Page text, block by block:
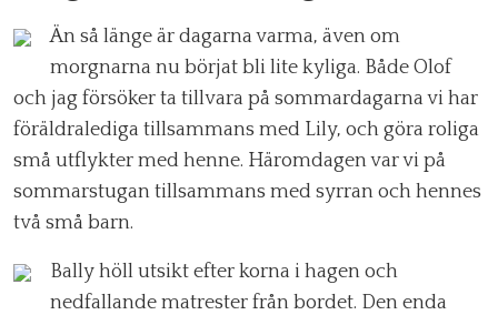
innehåll
Sök
efter:
Än så länge är dagarna varma, även om
morgnarna nu börjat bli lite kyliga. Både Olof
och jag försöker ta tillvara på sommardagarna vi har
föräldralediga tillsammans med Lily, och göra roliga
små utflykter med henne. Häromdagen var vi på
sommarstugan tillsammans med syrran och hennes
två små barn.
Bally höll utsikt efter korna i hagen och
nedfallande matrester från bordet. Den enda